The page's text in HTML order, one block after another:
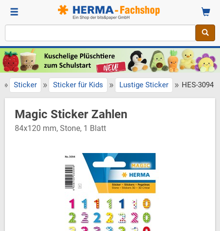
» Sticker » Sticker für Kids » Lustige Sticker » HES-3094
Magic Sticker Zahlen
84x120 mm, Stone, 1 Blatt